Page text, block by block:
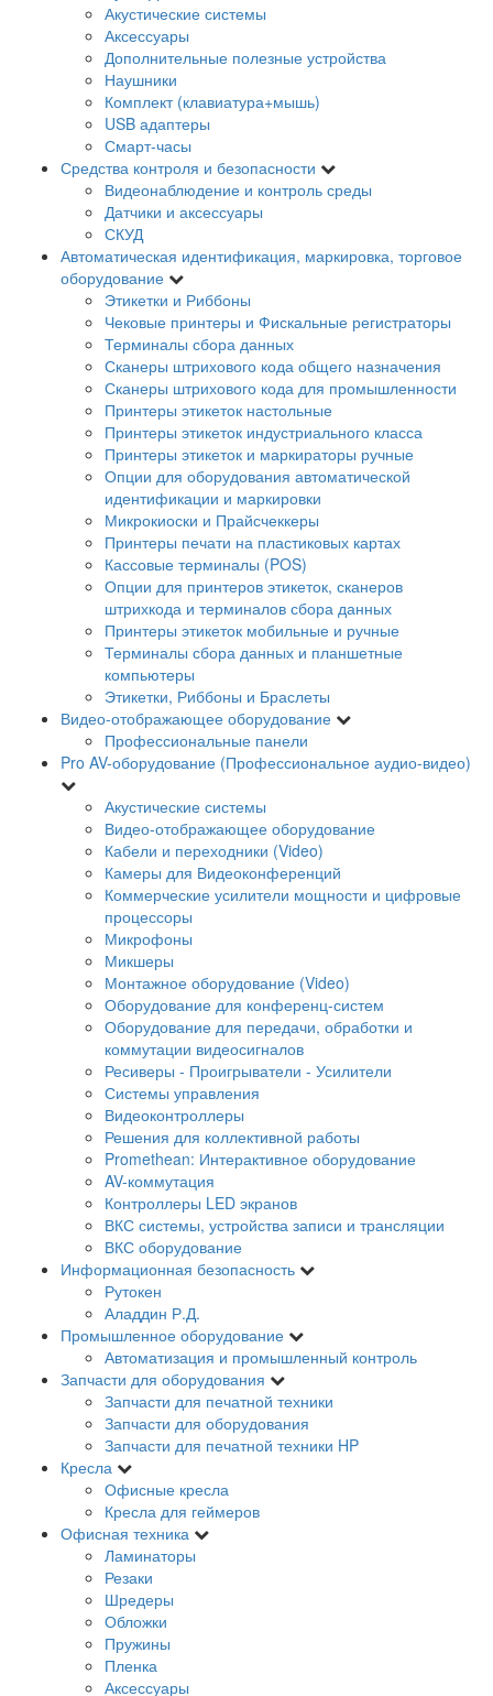
Акустические системы
Аксессуары
Дополнительные полезные устройства
Наушники
Комплект (клавиатура+мышь)
USB адаптеры
Смарт-часы
Средства контроля и безопасности
Видеонаблюдение и контроль среды
Датчики и аксессуары
СКУД
Автоматическая идентификация, маркировка, торговое
оборудование
Этикетки и Риббоны
Чековые принтеры и Фискальные регистраторы
Терминалы сбора данных
Сканеры штрихового кода общего назначения
Сканеры штрихового кода для промышленности
Принтеры этикеток настольные
Принтеры этикеток индустриального класса
Принтеры этикеток и маркираторы ручные
Опции для оборудования автоматической
идентификации и маркировки
Микрокиоски и Прайсчеккеры
Принтеры печати на пластиковых картах
Кассовые терминалы (POS)
Опции для принтеров этикеток, сканеров
штрихкода и терминалов сбора данных
Принтеры этикеток мобильные и ручные
Терминалы сбора данных и планшетные
компьютеры
Этикетки, Риббоны и Браслеты
Видео-отображающее оборудование
Профессиональные панели
Pro AV-оборудование (Профессиональное аудио-видео)
Акустические системы
Видео-отображающее оборудование
Кабели и переходники (Video)
Камеры для Видеоконференций
Коммерческие усилители мощности и цифровые
процессоры
Микрофоны
Микшеры
Монтажное оборудование (Video)
Оборудование для конференц-систем
Оборудование для передачи, обработки и
коммутации видеосигналов
Ресиверы - Проигрыватели - Усилители
Системы управления
Видеоконтроллеры
Решения для коллективной работы
Promethean: Интерактивное оборудование
AV-коммутация
Контроллеры LED экранов
ВКС системы, устройства записи и трансляции
ВКС оборудование
Информационная безопасность
Рутокен
Аладдин Р.Д.
Промышленное оборудование
Автоматизация и промышленный контроль
Запчасти для оборудования
Запчасти для печатной техники
Запчасти для оборудования
Запчасти для печатной техники HP
Кресла
Офисные кресла
Кресла для геймеров
Офисная техника
Ламинаторы
Резаки
Шредеры
Обложки
Пружины
Пленка
Аксессуары